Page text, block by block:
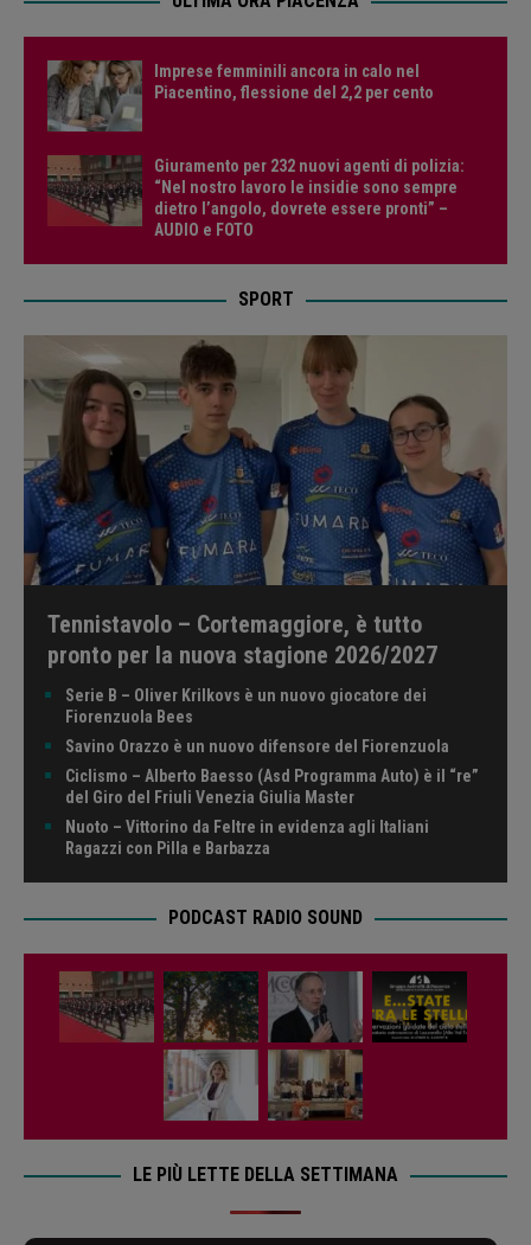
Imprese femminili ancora in calo nel
Piacentino, flessione del 2,2 per cento
Giuramento per 232 nuovi agenti di polizia:
“Nel nostro lavoro le insidie sono sempre
dietro l’angolo, dovrete essere pronti” –
AUDIO e FOTO
SPORT
Tennistavolo – Cortemaggiore, è tutto
pronto per la nuova stagione 2026/2027
Serie B – Oliver Krilkovs è un nuovo giocatore dei
Fiorenzuola Bees
Savino Orazzo è un nuovo difensore del Fiorenzuola
Ciclismo – Alberto Baesso (Asd Programma Auto) è il “re”
del Giro del Friuli Venezia Giulia Master
Nuoto – Vittorino da Feltre in evidenza agli Italiani
Ragazzi con Pilla e Barbazza
PODCAST RADIO SOUND
LE PIÙ LETTE DELLA SETTIMANA